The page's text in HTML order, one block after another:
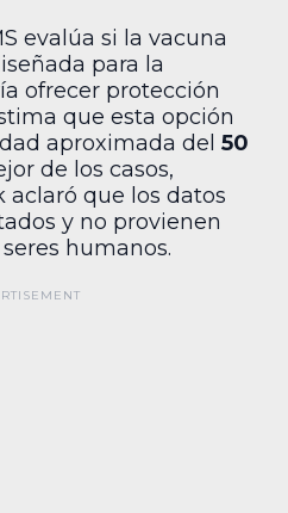
evalúa si la vacuna
para la
ofrecer protección
que esta opción
aproximada del 50
de los casos,
aclaró que los datos
y no provienen
humanos.